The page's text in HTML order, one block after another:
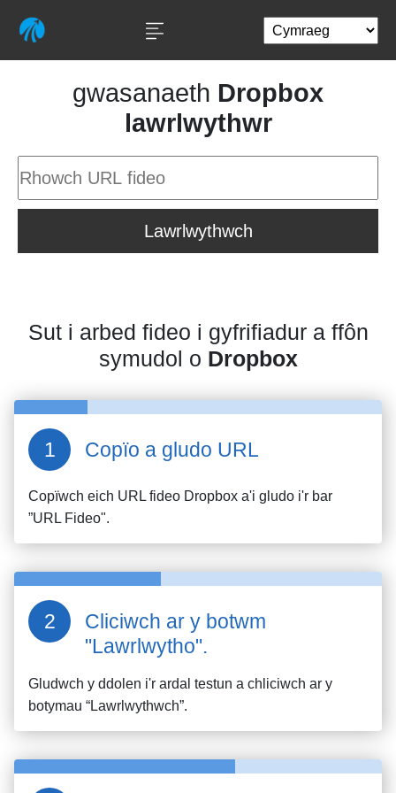
gwasanaeth Dropbox
lawrlwythwr
Lawrlwythwch
Sut i arbed fideo i gyfrifiadur a ffôn
symudol o Dropbox
Copïo a gludo URL
Copïwch eich URL fideo Dropbox a'i gludo i'r bar
”URL Fideo".
Cliciwch ar y botwm
"Lawrlwytho".
Gludwch y ddolen i'r ardal testun a chliciwch ar y
botymau “Lawrlwythwch”.